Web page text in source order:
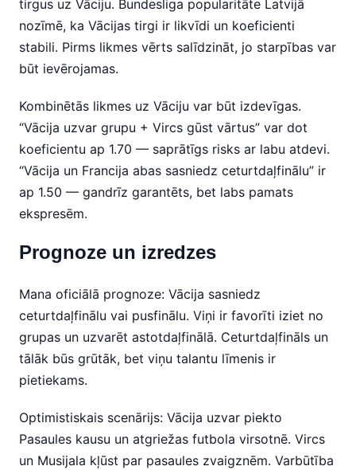
tirgus uz Vāciju. Bundesliga popularitāte Latvijā
nozīmē, ka Vācijas tirgi ir likvīdi un koeficienti
stabili. Pirms likmes vērts salīdzināt, jo starpības var
būt ievērojamas.
Kombinētās likmes uz Vāciju var būt izdevīgas.
“Vācija uzvar grupu + Vircs gūst vārtus” var dot
koeficientu ap 1.70 — saprātīgs risks ar labu atdevi.
“Vācija un Francija abas sasniedz ceturtdaļfinālu” ir
ap 1.50 — gandrīz garantēts, bet labs pamats
ekspresēm.
Prognoze un izredzes
Mana oficiālā prognoze: Vācija sasniedz
ceturtdaļfinālu vai pusfinālu. Viņi ir favorīti iziet no
grupas un uzvarēt astotdaļfinālā. Ceturtdaļfināls un
tālāk būs grūtāk, bet viņu talantu līmenis ir
pietiekams.
Optimistiskais scenārijs: Vācija uzvar piekto
Pasaules kausu un atgriežas futbola virsotnē. Vircs
un Musijala kļūst par pasaules zvaigznēm. Varbūtība